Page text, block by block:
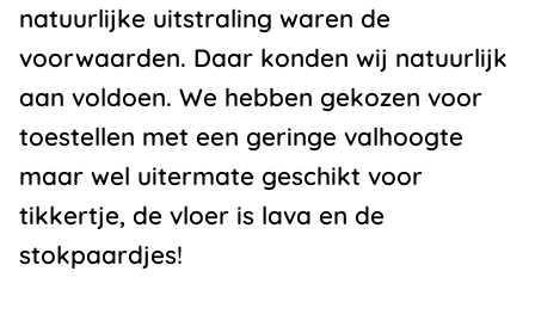
natuurlijke uitstraling waren de
voorwaarden. Daar konden wij natuurlijk
aan voldoen. We hebben gekozen voor
toestellen met een geringe valhoogte
maar wel uitermate geschikt voor
tikkertje, de vloer is lava en de
stokpaardjes!